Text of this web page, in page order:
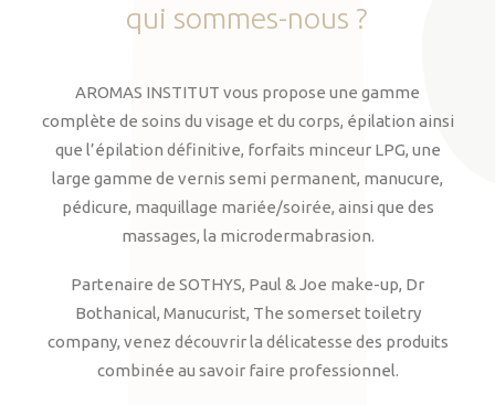
qui sommes-nous ?
AROMAS INSTITUT vous propose une gamme
complète de soins du visage et du corps, épilation ainsi
que l’épilation définitive, forfaits minceur LPG, une
large gamme de vernis semi permanent, manucure,
pédicure, maquillage mariée/soirée, ainsi que des
massages, la microdermabrasion.
Partenaire de SOTHYS, Paul & Joe make-up, Dr
Bothanical, Manucurist, The somerset toiletry
company, venez découvrir la délicatesse des produits
combinée au savoir faire professionnel.